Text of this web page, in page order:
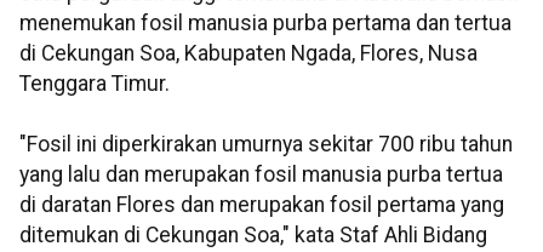
menemukan fosil manusia purba pertama dan tertua
di Cekungan Soa, Kabupaten Ngada, Flores, Nusa
Tenggara Timur.
"Fosil ini diperkirakan umurnya sekitar 700 ribu tahun
yang lalu dan merupakan fosil manusia purba tertua
di daratan Flores dan merupakan fosil pertama yang
ditemukan di Cekungan Soa," kata Staf Ahli Bidang